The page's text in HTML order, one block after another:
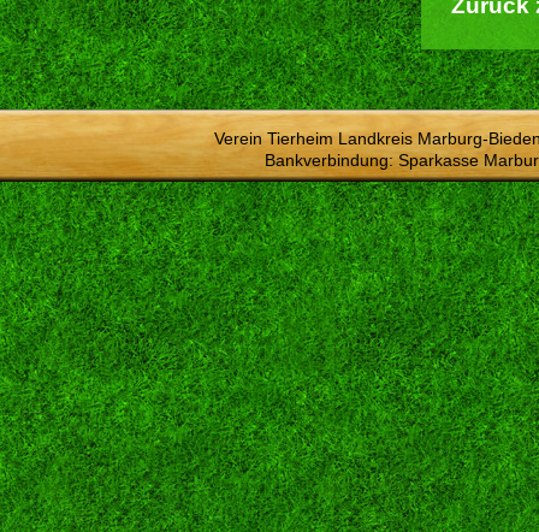
Verein Tierheim Landkreis Marburg-
Bankverbindung: Sparkasse